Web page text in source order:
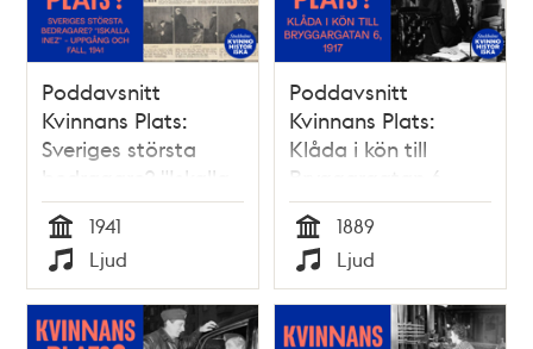
Poddavsnitt
Kvinnans Plats:
Sveriges största
bedragare? "Iskalla
Inez" – uppgång
och fall, 1941
Tid
1941
Typ
Ljud
Poddavsnitt
Kvinnans Plats:
Klåda i kön till
Bryggargatan 6,
1889
Tid
1889
Typ
Ljud